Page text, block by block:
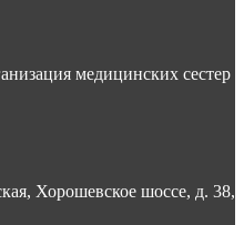
медицинских сестер
Хорошевское шоссе, д. 38,